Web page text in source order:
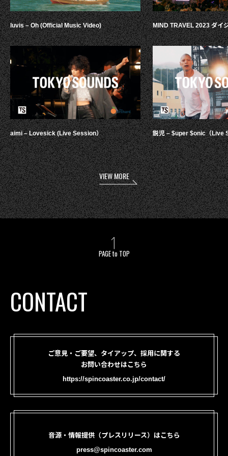
luvis – Oh (Official Music Video)
aimi – Lovesick (Live Session）
MIND TRAVEL 2023 ダイ
鋭児 – $uper $onic（Live
VIEW MORE
PAGE to TOP
CONTACT
ご意見・ご要望、タイアップ、採用に関する
お問い合わせはこちら
https://spincoaster.co.jp/contact/
音源・情報提供（プレスリリース）はこちら
press@spincoaster.com